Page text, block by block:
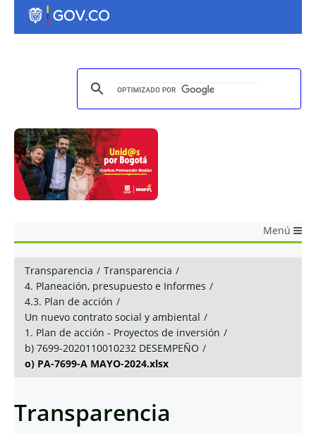
Menú
Transparencia / Transparencia /
4. Planeación, presupuesto e Informes /
4.3. Plan de acción /
Un nuevo contrato social y ambiental /
1. Plan de acción - Proyectos de inversión /
b) 7699-2020110010232 DESEMPEÑO /
o) PA-7699-A MAYO-2024.xlsx
Transparencia